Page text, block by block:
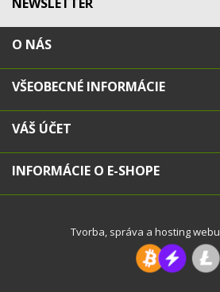
O NÁS
VŠEOBECNÉ INFORMÁCIE
VÁŠ ÚČET
INFORMÁCIE O E-SHOPE
Tvorba, správa a hosting webu